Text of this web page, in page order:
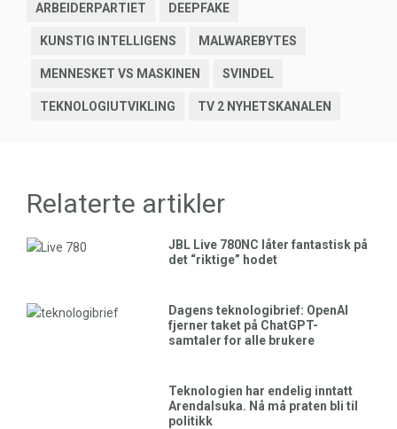
ARBEIDERPARTIET DEEPFAKE
KUNSTIG INTELLIGENS MALWAREBYTES
MENNESKET VS MASKINEN SVINDEL
TEKNOLOGIUTVIKLING TV 2 NYHETSKANALEN
Relaterte artikler
JBL Live 780NC låter fantastisk på
det “riktige” hodet
Dagens teknologibrief: OpenAI
fjerner taket på ChatGPT-
samtaler for alle brukere
Teknologien har endelig inntatt
Arendalsuka. Nå må praten bli til
politikk